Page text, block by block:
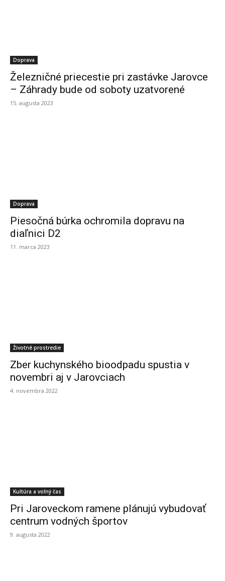
Doprava
Železničné priecestie pri zastávke Jarovce
– Záhrady bude od soboty uzatvorené
15. augusta 2023
Doprava
Piesočná búrka ochromila dopravu na
diaľnici D2
11. marca 2023
Životné prostredie
Zber kuchynského bioodpadu spustia v
novembri aj v Jarovciach
4. novembra 2022
Kultúra a voľný čas
Pri Jaroveckom ramene plánujú vybudovať
centrum vodných športov
9. augusta 2022